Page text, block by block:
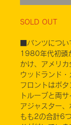
SOLD OUT
■パンツについ
1980年代初頭
かけ、アメリ
ウッドランド・
フロントはボ
トループと両
アジャスター
もも2の合計6